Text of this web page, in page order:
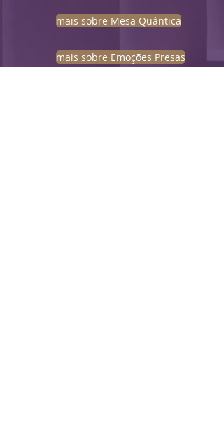
mais sobre Mesa Quântica
mais sobre Emoções Presas